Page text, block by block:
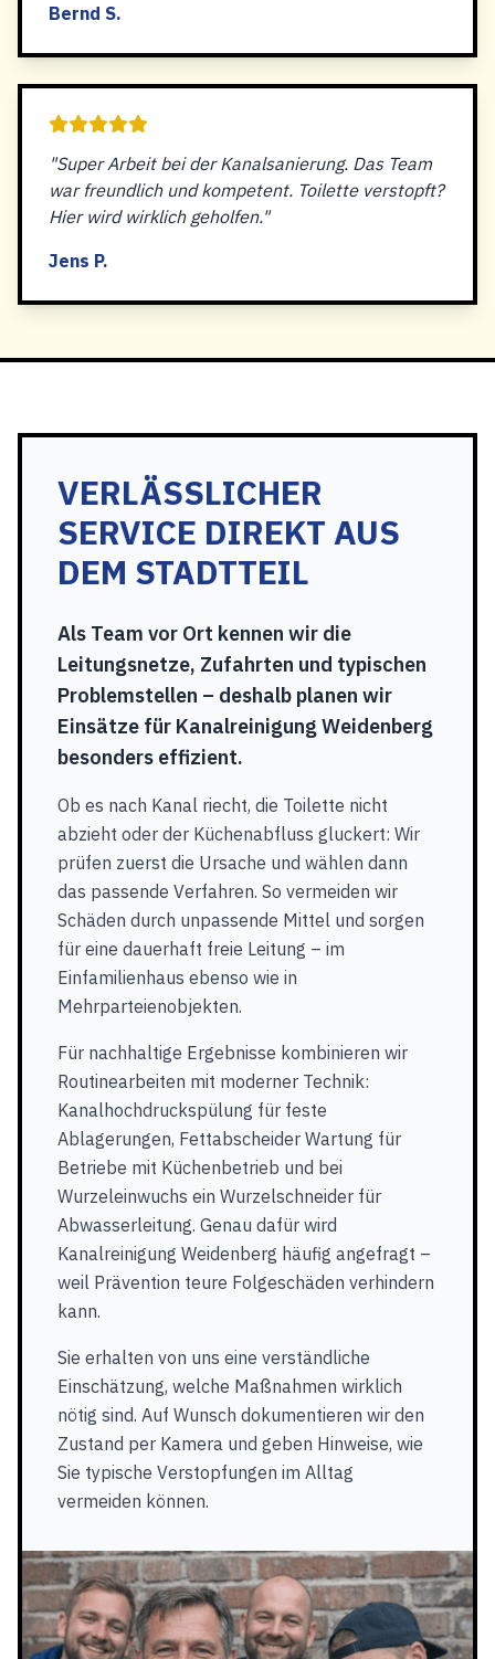
Bernd S.
"Super Arbeit bei der Kanalsanierung. Das Team
war freundlich und kompetent. Toilette verstopft?
Hier wird wirklich geholfen."
Jens P.
VERLÄSSLICHER
SERVICE DIREKT AUS
DEM STADTTEIL
Als Team vor Ort kennen wir die
Leitungsnetze, Zufahrten und typischen
Problemstellen – deshalb planen wir
Einsätze für Kanalreinigung Weidenberg
besonders effizient.
Ob es nach Kanal riecht, die Toilette nicht
abzieht oder der Küchenabfluss gluckert: Wir
prüfen zuerst die Ursache und wählen dann
das passende Verfahren. So vermeiden wir
Schäden durch unpassende Mittel und sorgen
für eine dauerhaft freie Leitung – im
Einfamilienhaus ebenso wie in
Mehrparteienobjekten.
Für nachhaltige Ergebnisse kombinieren wir
Routinearbeiten mit moderner Technik:
Kanalhochdruckspülung für feste
Ablagerungen, Fettabscheider Wartung für
Betriebe mit Küchenbetrieb und bei
Wurzeleinwuchs ein Wurzelschneider für
Abwasserleitung. Genau dafür wird
Kanalreinigung Weidenberg häufig angefragt –
weil Prävention teure Folgeschäden verhindern
kann.
Sie erhalten von uns eine verständliche
Einschätzung, welche Maßnahmen wirklich
nötig sind. Auf Wunsch dokumentieren wir den
Zustand per Kamera und geben Hinweise, wie
Sie typische Verstopfungen im Alltag
vermeiden können.